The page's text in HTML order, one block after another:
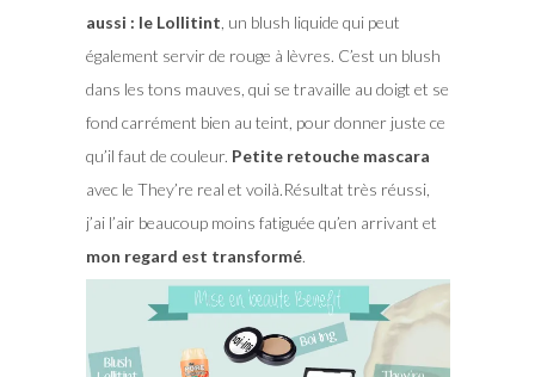
aussi : le Lollitint , un blush liquide qui peut
également servir de rouge à lèvres. C’est un blush
dans les tons mauves, qui se travaille au doigt et se
fond carrément bien au teint, pour donner juste ce
qu’il faut de couleur. Petite retouche mascara
avec le They’re real et voilà.Résultat très réussi,
j’ai l’air beaucoup moins fatiguée qu’en arrivant et
mon regard est transformé.